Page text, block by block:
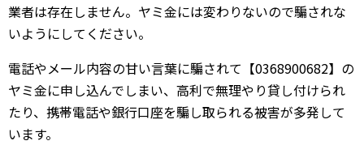
業者は存在しません。ヤミ金には変わりないので騙されな
いようにしてください。
電話やメール内容の甘い言葉に騙されて【0368900682】の
ヤミ金に申し込んでしまい、高利で無理やり貸し付けられ
たり、携帯電話や銀行口座を騙し取られる被害が多発して
います。